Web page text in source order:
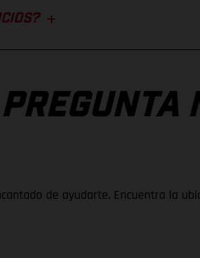
de ayudarte. Encuentra la